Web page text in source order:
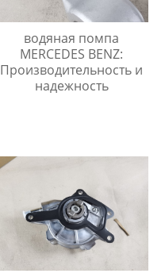
водяная помпа
MERCEDES BENZ:
Производительность и
надежность